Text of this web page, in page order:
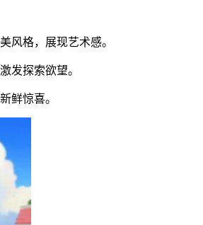
风格，展现艺术感。
发探索欲望。
鲜惊喜。